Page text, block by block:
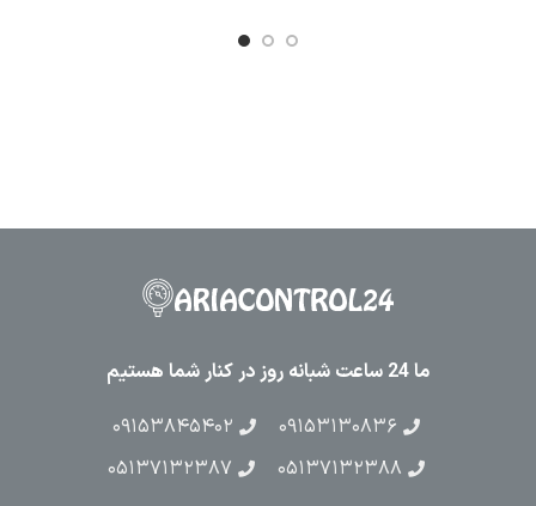
ما 24 ساعت شبانه روز در کنار شما هستیم
۰۹۱۵۳۱۳۰۸۳۶
۰۹۱۵۳۸۴۵۴۰۲
۰۵۱۳۷۱۳۲۳۸۸
۰۵۱۳۷۱۳۲۳۸۷